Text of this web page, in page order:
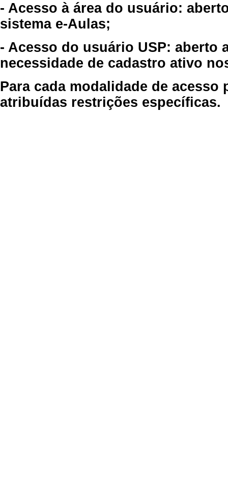
- Acesso à área do usuário:
sistema e-Aulas;
- Acesso do usuário USP: aberto
necessidade de cadastro ativo
Para cada modalidade de
atribuídas restrições específicas.